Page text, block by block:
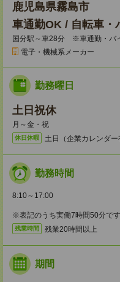
鹿児島県霧島市
車通勤OK / 自転車・
国分駅～車28分 ※車通勤・バ
電子・機械系メーカー
勤務曜日
土日祝休
月～金・祝
休日休暇 土日（企業カレンダー
勤務時間
8:10～17:00
※表記のうち実働7時間50分です
残業時間 残業20時間以上
期間